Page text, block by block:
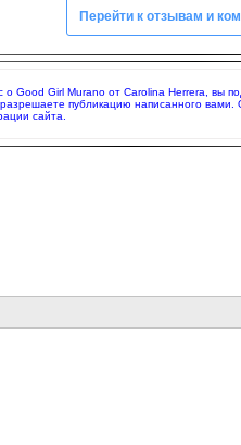
Перейти к отзывам и
Good Girl Murano от Carolina Herrera, вы
публикацию написанного вами.
сайта.